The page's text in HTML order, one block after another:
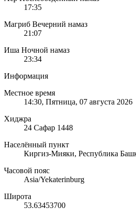
17:35
Магриб Вечерний намаз
21:07
Иша Ночной намаз
23:34
Информация
Местное время
14:30, Пятница, 07 августа 2026
Хиджра
24 Сафар 1448
Населённый пункт
Киргиз-Мияки, Республика
Часовой пояс
Asia/Yekaterinburg
Широта
53.63453700